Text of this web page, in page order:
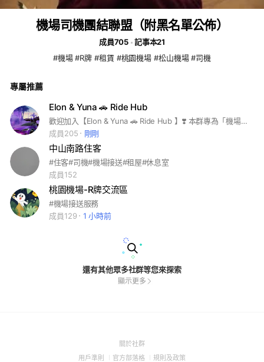
機場司機團結聯盟（附黑名單公佈）
成員705
記事本21
#機場 #R牌 #租賃 #桃園機場 #松山機場 #司機
專屬推薦
Elon & Yuna 🚗 Ride Hub
歡迎加入【Elon & Yuna 🚗 Ride Hub 】❣️ 本群專為「機場接送、包車旅遊、短長途載客」需求媒合。 由群主 Elon & Yuna 共同管理， 我們致力維護群內的接單秩序， 讓每位加入的司機都能安心使用。 請司機於入群後詳閱記事本群規， 請互相尊重、理性交流、規矩接單， 一起打造友善、效率、公平的接單環境！ #機場接送 #包車旅遊 #短長途載客
成員205
剛剛
中山南路住客
#住客#司機#機場接送#租屋#休息室
成員152
桃園機場-R牌交流區
#機場接送服務
成員129
1 小時前
還有其他眾多社群等您來探索
顯示更多
關於社群(Open
用戶準則 (Open
官方部落格 (Open
規則及政策(Open